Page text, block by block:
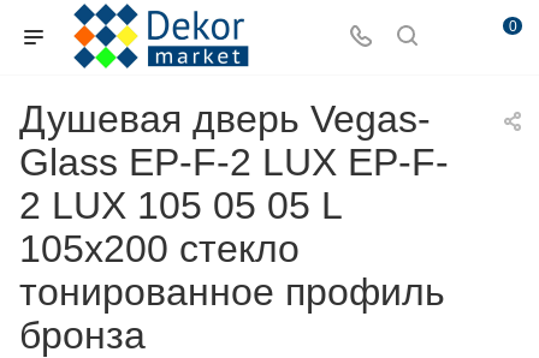
0
Душевая дверь Vegas-
Glass EP-F-2 LUX EP-F-
2 LUX 105 05 05 L
105х200 стекло
тонированное профиль
бронза